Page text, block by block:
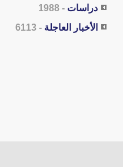
دراسات - 1988
الأخبار العاجلة - 6113